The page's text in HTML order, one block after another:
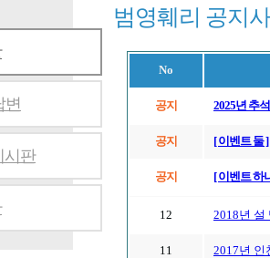
변
시판
범영훼리 공지
No
공지 2025년 추
공지 [ 이벤트 둘
공지 [ 이벤트 하
12 2018년 설
11 2017년 인